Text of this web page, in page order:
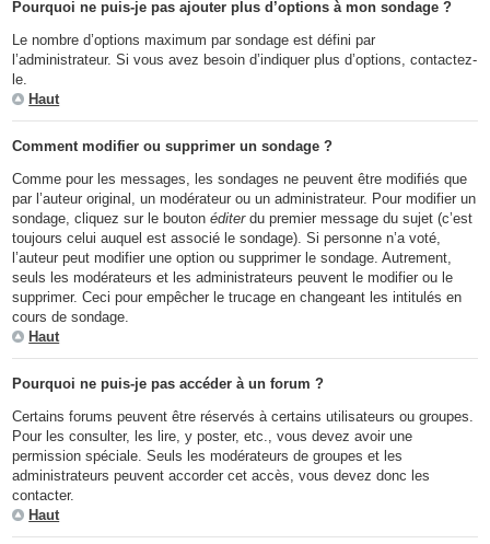
Pourquoi ne puis-je pas ajouter plus d’options à mon sondage ?
Le nombre d’options maximum par sondage est défini par
l’administrateur. Si vous avez besoin d’indiquer plus d’options, contactez-
le.
Haut
Comment modifier ou supprimer un sondage ?
Comme pour les messages, les sondages ne peuvent être modifiés que
par l’auteur original, un modérateur ou un administrateur. Pour modifier un
sondage, cliquez sur le boutonéditerdu premier message du sujet (c’est
toujours celui auquel est associé le sondage). Si personne n’a voté,
l’auteur peut modifier une option ou supprimer le sondage. Autrement,
seuls les modérateurs et les administrateurs peuvent le modifier ou le
supprimer. Ceci pour empêcher le trucage en changeant les intitulés en
cours de sondage.
Haut
Pourquoi ne puis-je pas accéder à un forum ?
Certains forums peuvent être réservés à certains utilisateurs ou groupes.
Pour les consulter, les lire, y poster, etc., vous devez avoir une
permission spéciale. Seuls les modérateurs de groupes et les
administrateurs peuvent accorder cet accès, vous devez donc les
contacter.
Haut